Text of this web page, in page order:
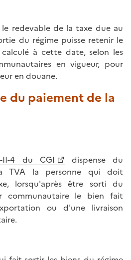
redevable de la taxe due au
du régime puisse retenir le
à cette date, selon les
en vigueur, pour
en douane.
du paiement de la
II-4 du CGI
dispense du
TVA la personne qui doit
lorsqu'après être sorti du
communautaire le bien fait
ou d'une livraison